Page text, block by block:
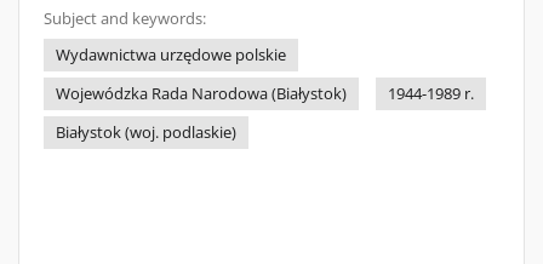
Subject and keywords:
Wydawnictwa urzędowe polskie
Wojewódzka Rada Narodowa (Białystok)
1944-1989 r.
Białystok (woj. podlaskie)